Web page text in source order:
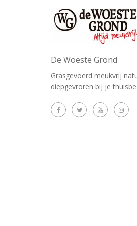
De Woeste Grond
Grasgevoerd meukvrij
diepgevroren bij je